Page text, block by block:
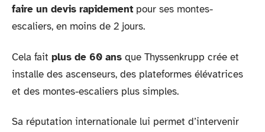
faire un devis rapidement pour ses montes-
escaliers, en moins de 2 jours.
Cela fait plus de 60 ans que Thyssenkrupp crée et
installe des ascenseurs, des plateformes élévatrices
et des montes-escaliers plus simples.
Sa réputation internationale lui permet d’intervenir